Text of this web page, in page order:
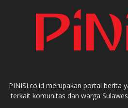
PINISI.co.id merupakan portal berita
terkait komunitas dan warga